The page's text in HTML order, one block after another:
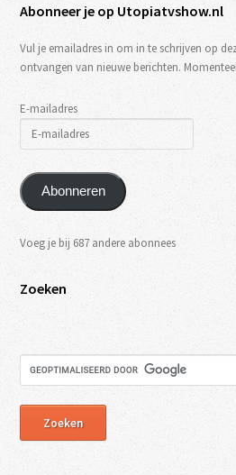
Abonneer je op Utopiatvshow.nl
Vul je emailadres in om in te schrijven op
ontvangen van nieuwe berichten.
E-mailadres
Abonneren
Voeg je bij 687 andere abonnees
Zoeken